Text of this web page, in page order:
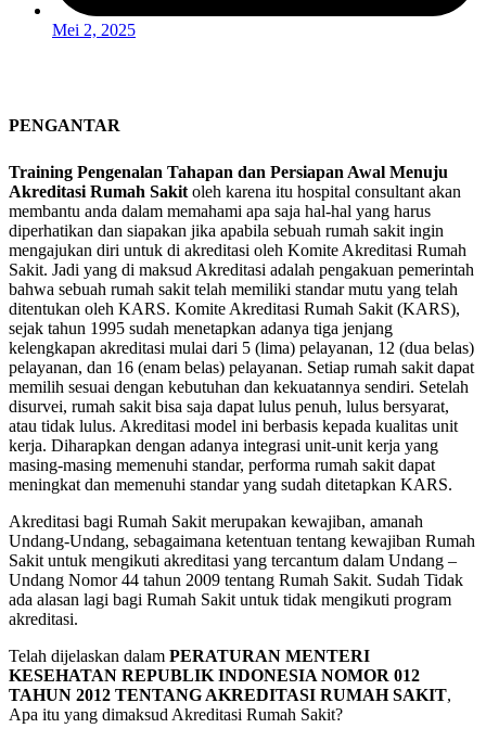
Mei 2, 2025
PENGANTAR
Training Pengenalan Tahapan dan Persiapan Awal Menuju
Akreditasi Rumah Sakit oleh karena itu hospital consultant akan
membantu anda dalam memahami apa saja hal-hal yang harus
diperhatikan dan siapakan jika apabila sebuah rumah sakit ingin
mengajukan diri untuk di akreditasi oleh Komite Akreditasi Rumah
Sakit. Jadi yang di maksud Akreditasi adalah pengakuan pemerintah
bahwa sebuah rumah sakit telah memiliki standar mutu yang telah
ditentukan oleh KARS. Komite Akreditasi Rumah Sakit (KARS),
sejak tahun 1995 sudah menetapkan adanya tiga jenjang
kelengkapan akreditasi mulai dari 5 (lima) pelayanan, 12 (dua belas)
pelayanan, dan 16 (enam belas) pelayanan. Setiap rumah sakit dapat
memilih sesuai dengan kebutuhan dan kekuatannya sendiri. Setelah
disurvei, rumah sakit bisa saja dapat lulus penuh, lulus bersyarat,
atau tidak lulus. Akreditasi model ini berbasis kepada kualitas unit
kerja. Diharapkan dengan adanya integrasi unit-unit kerja yang
masing-masing memenuhi standar, performa rumah sakit dapat
meningkat dan memenuhi standar yang sudah ditetapkan KARS.
Akreditasi bagi Rumah Sakit merupakan kewajiban, amanah
Undang-Undang, sebagaimana ketentuan tentang kewajiban Rumah
Sakit untuk mengikuti akreditasi yang tercantum dalam Undang –
Undang Nomor 44 tahun 2009 tentang Rumah Sakit. Sudah Tidak
ada alasan lagi bagi Rumah Sakit untuk tidak mengikuti program
akreditasi.
Telah dijelaskan dalam PERATURAN MENTERI
KESEHATAN REPUBLIK INDONESIA NOMOR 012
TAHUN 2012 TENTANG AKREDITASI RUMAH SAKIT,
Apa itu yang dimaksud Akreditasi Rumah Sakit?